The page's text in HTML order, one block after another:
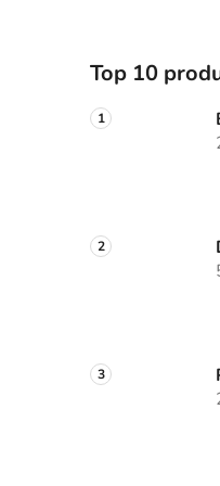
Top 10